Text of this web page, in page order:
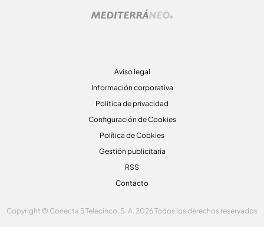
Aviso legal
Información corporativa
Politica de privacidad
Configuración de Cookies
Política de Cookies
Gestión publicitaria
RSS
Contacto
Copyright © Conecta 5 Telecinco, S. A. 2026 Todos los derechos reservados